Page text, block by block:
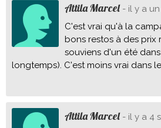
Attila Marcel- il y a un
C'est vrai qu'à la
bons restos à des prix
souviens d'un été
longtemps). C'est moins vrai dans
Attila Marcel- il y a 4